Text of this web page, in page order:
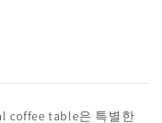
coffee table은 특별한